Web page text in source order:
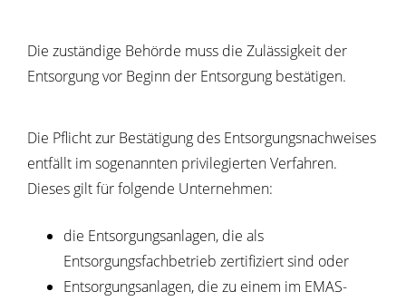
Die zuständige Behörde muss die Zulässigkeit der
Entsorgung vor Beginn der Entsorgung bestätigen.
Die Pflicht zur Bestätigung des Entsorgungsnachweises
entfällt im sogenannten privilegierten Verfahren.
Dieses gilt für folgende Unternehmen:
die Entsorgungsanlagen, die als
Entsorgungsfachbetrieb zertifiziert sind oder
Entsorgungsanlagen, die zu einem im EMAS-